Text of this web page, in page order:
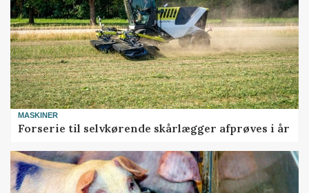
MASKINER
Forserie til selvkørende skårlægger afprøves i år